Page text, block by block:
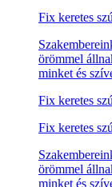
Fix keretes
örömmel
minket és
Fix keretes
Fix keretes
örömmel
minket és